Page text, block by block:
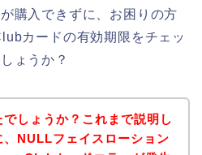
購入できずに、お困りの方
カードの有効期限をチェッ
ょうか？
でしょうか？これまで説明し
、NULLフェイスローション